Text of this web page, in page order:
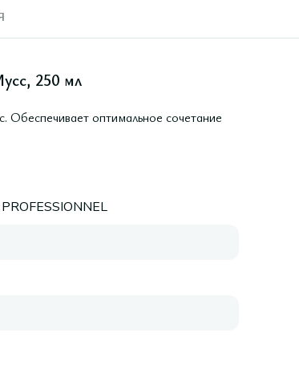
250 мл
Обеспечивает оптимальное сочетание